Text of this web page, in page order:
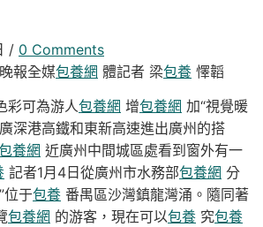
/ 0 Comments
報全媒包養網 體記者 梁包養 懌韜
彩可為游人包養網 增包養網 加“視覺暖
深港高鐵和東新高速進出廣州的搭
養網 近廣州中間城區處看到窗外有一
記者1月4日從廣州市水務部包養網 分
位于包養 番禺區沙灣鎮龍灣涌。隨同著
包養網 的游客，現在可以包養 究包養